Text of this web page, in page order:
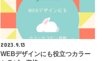
2023.9.13
WEBデザインにも役立つカラー